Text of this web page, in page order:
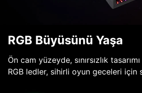
RGB Büyüsünü Yaşa
Ön cam yüzeyde, sınırsızlık
RGB ledler, sihirli oyun geceleri için